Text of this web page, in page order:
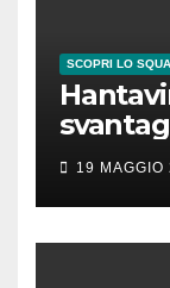
SCOPRI LO
19 MAGGIO